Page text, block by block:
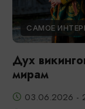
САМОЕ
Дух
мирам
03.06.2026 -